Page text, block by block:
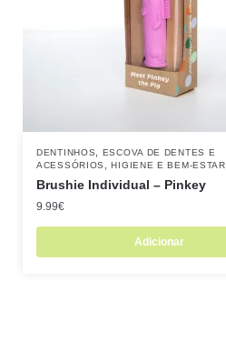
DENTINHOS
ESCOVA DE DENTES E
ACESSÓRIOS
,HIGIENE E BEM-ESTAR
Brushie Individual – Pinkey
9.99€
Adicionar